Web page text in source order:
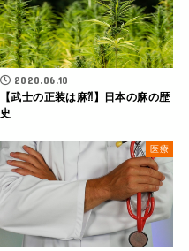
2020.06.10
【武士の正装は麻⁈】日本の麻の歴
史
医療